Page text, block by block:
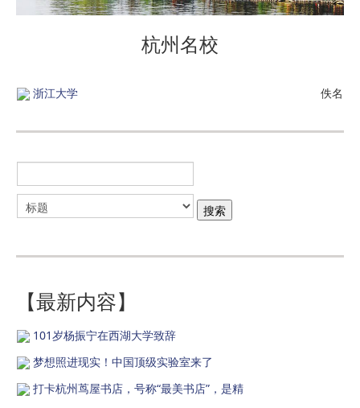
杭州名校
浙江大学 佚名
【最新内容】
101岁杨振宁在西湖大学致辞
梦想照进现实！中国顶级实验室来了
打卡杭州茑屋书店，号称“最美书店”，是精